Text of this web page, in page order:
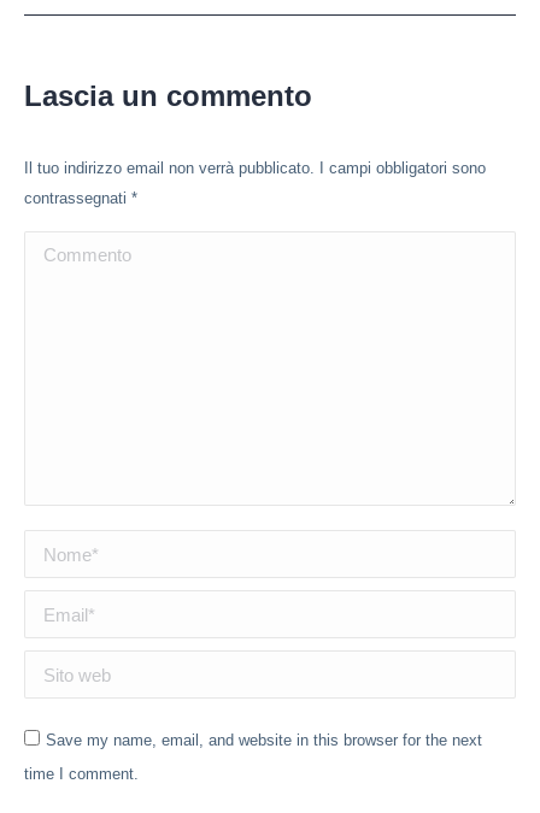
Lascia un commento
Il tuo indirizzo email non verrà pubblicato. I campi obbligatori sono
contrassegnati *
Commento
Nome *
Email *
Sito web
Save my name, email, and website in this browser for the next
time I comment.